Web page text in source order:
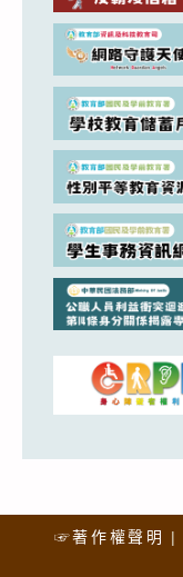
☞著作權聲明